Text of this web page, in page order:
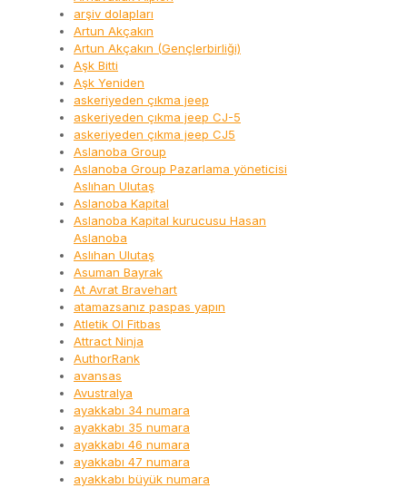
arşiv dolapları
Artun Akçakın
Artun Akçakın (Gençlerbirliği)
Aşk Bitti
Aşk Yeniden
askeriyeden çıkma jeep
askeriyeden çıkma jeep CJ-5
askeriyeden çıkma jeep CJ5
Aslanoba Group
Aslanoba Group Pazarlama yöneticisi
Aslıhan Ulutaş
Aslanoba Kapital
Aslanoba Kapital kurucusu Hasan
Aslanoba
Aslıhan Ulutaş
Asuman Bayrak
At Avrat Bravehart
atamazsanız paspas yapın
Atletik Ol Fitbas
Attract Ninja
AuthorRank
avansas
Avustralya
ayakkabı 34 numara
ayakkabı 35 numara
ayakkabı 46 numara
ayakkabı 47 numara
ayakkabı büyük numara